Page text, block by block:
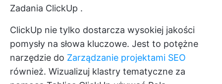
Zadania ClickUp .
ClickUp nie tylko dostarcza wysokiej jakości
pomysły na słowa kluczowe. Jest to potężne
narzędzie do Zarządzanie projektami SEO
również. Wizualizuj klastry tematyczne za